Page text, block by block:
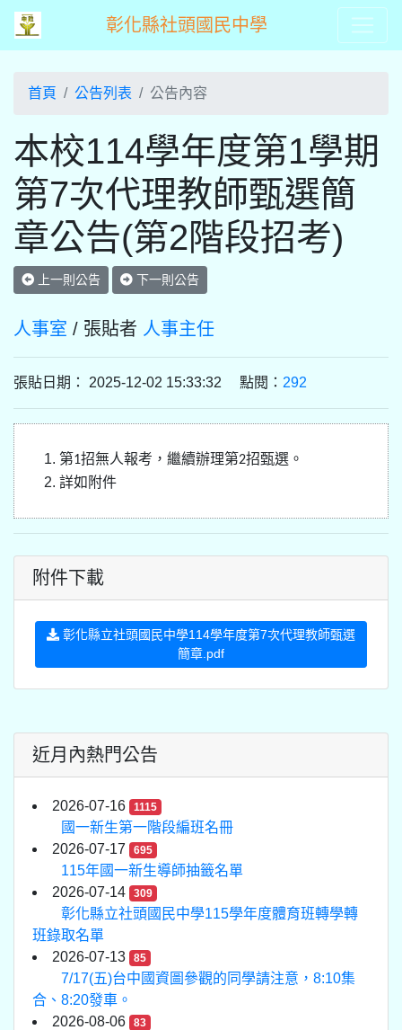
彰化縣社頭國民中學
首頁 公告列表 公告內容
本校114學年度第1學期
第7次代理教師甄選簡
章公告(第2階段招考)
上一則公告 下一則公告
人事室 / 張貼者 人事主任
張貼日期： 2025-12-02 15:33:32 點閱： 292
第1招無人報考，繼續辦理第2招甄選。
詳如附件
附件下載
彰化縣立社頭國民中學114學年度第7次代理教師甄選
簡章.pdf
近月內熱門公告
2026-07-16 1115
國一新生第一階段編班名冊
2026-07-17
695
115年國一新生導師抽籤名單
2026-07-14
309
彰化縣立社頭國民中學115學年度體育班轉學轉
班錄取名單
2026-07-13
85
7/17(五)台中國資圖參觀的同學請注意，8:10集
合、8:20發車。
2026-08-06
83